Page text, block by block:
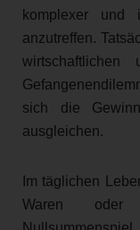
komplexer und
anzutreffen.
wirtschaftlichen
sich die
ausgleichen.
Im täglichen
Waren oder